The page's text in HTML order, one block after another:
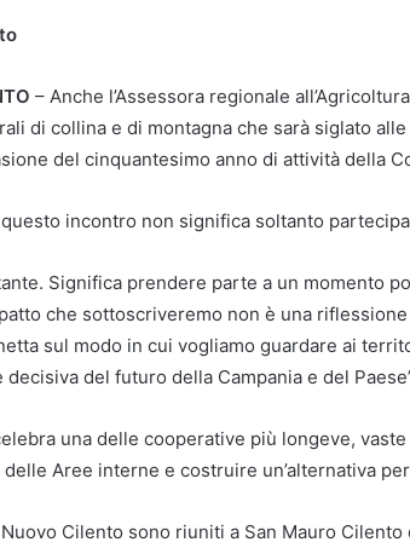
– Anche l’Assessora regionale
di collina e di montagna che sarà siglato
del cinquantesimo anno di attività della
incontro non significa soltanto
Significa prendere parte a un momento
che sottoscriveremo non è una
sul modo in cui vogliamo guardare ai
del futuro della Campania e del
una delle cooperative più longeve,
Aree interne e costruire un’alternativa
Cilento sono riuniti a San Mauro